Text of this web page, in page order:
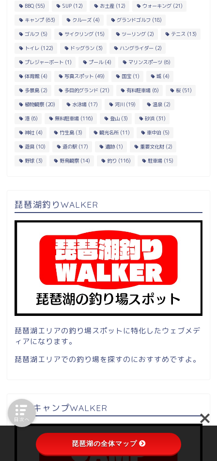
BBQ (55) SUP (12) お土産 (12) ウォーキング (21)
キャンプ (63) クルーズ (4) グランドゴルフ (18)
ゴルフ (5) サイクリング (15) ツーリング (2) テニス (13)
トイレ (122) ドッグラン (3) ハングライダー (2)
プレジャーボート (1) プール(4) マリンスポーツ (6)
体育館 (4) 写真スポット (49) 国宝 (1) 城 (4)
多景島 (2) 多目的グランド (21) 有料駐車場 (6) 桜 (51)
植物観察 (20) 水泳場 (17) 河川 (19) 温泉 (2)
港 (6) 無料駐車場 (116) 登山 (3) 砂浜 (31)
神社 (4) 竹生島 (3) 観光名所 (11) 車中泊 (5)
遊具 (10) 道の駅 (17) 遺跡(1) 重要文化財 (2)
野球 (3) 野鳥観察 (14) 釣り (116) 駐車場 (15)
琵琶湖釣りWALKER
琵琶湖エリアの釣り場スポットに特化したウェブメデ
ィアになります。
琵琶湖エリアでの釣り場を探すのにおすすめですよ。
中部キャンプWALKER
琵琶湖の全体マップ
目次へ